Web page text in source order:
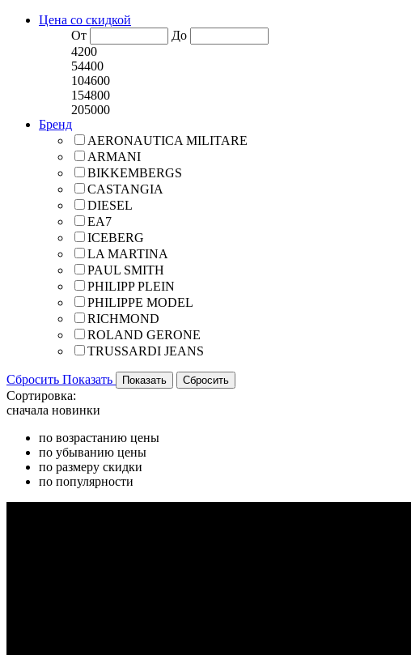
Цена со скидкой
От
До
4200
54400
104600
154800
205000
Бренд
AERONAUTICA MILITARE
ARMANI
BIKKEMBERGS
CASTANGIA
DIESEL
EA7
ICEBERG
LA MARTINA
PAUL SMITH
PHILIPP PLEIN
PHILIPPE MODEL
RICHMOND
ROLAND GERONE
TRUSSARDI JEANS
Сбросить Показать
Сортировка:
сначала новинки
по возрастанию цены
по убыванию цены
по размеру скидки
по популярности